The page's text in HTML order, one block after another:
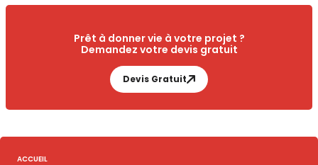
Prêt à donner vie à votre projet ?
Demandez votre devis gratuit
Devis Gratuit
ACCUEIL